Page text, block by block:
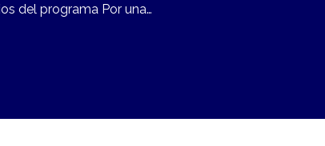
del programa Por una…